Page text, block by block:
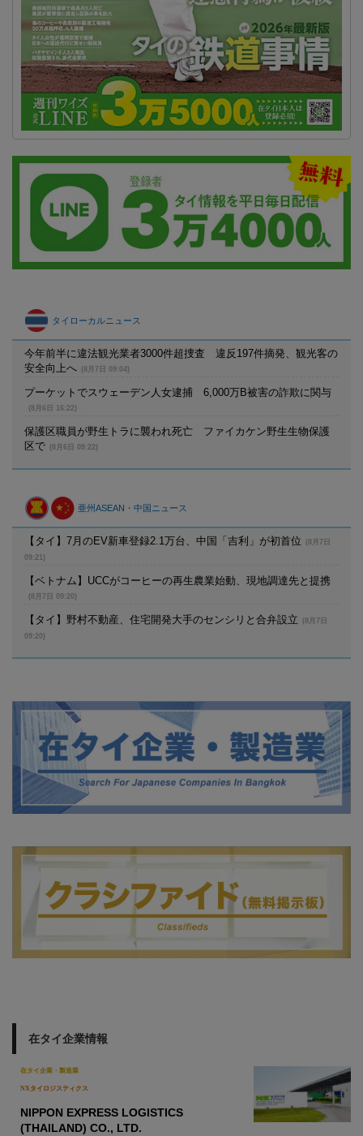
タイローカルニュース
今年前半に違法観光業者3000件超捜査 違反197件摘発、観光客の
安全向上へ
(8月7日 09:04)
プーケットでスウェーデン人女逮捕 6,000万B被害の詐欺に関与
(8月6日 16:22)
保護区職員が野生トラに襲われ死亡 ファイカケン野生生物保護
区で
(8月6日 09:22)
亜州ASEAN・中国ニュース
【タイ】7月のEV新車登録2.1万台、中国「吉利」が初首位
(8月7日
09:21)
【ベトナム】UCCがコーヒーの再生農業始動、現地調達先と提携
(8月7日 09:20)
【タイ】野村不動産、住宅開発大手のセンシリと合弁設立
(8月7日
09:20)
在タイ企業情報
在タイ企業・製造業
NXタイロジスティクス
NIPPON EXPRESS LOGISTICS
(THAILAND) CO., LTD.